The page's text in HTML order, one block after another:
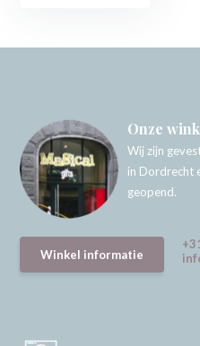
Onze
Wij zijn
in Dordrecht
geopend.
Winkel informatie